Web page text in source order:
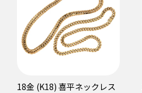
18金 (K18) 喜平ネックレス